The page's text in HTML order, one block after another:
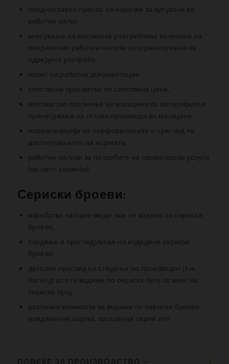
поедноставен пренос на нарачки за купувачи во
работен налог,
внесување на вистинска употреблива количина на
поединечни работни налози за ограничување на
одредена употреба,
испис на работни документации
сопствени пресметки по сопствена цена,
автоматско празнење на магацини со материјали и
пренесување на готови производи во магацини.
нормализација на перформансите и преглед на
достигнувањето на нормата,
работни налози за потребите на сервисерски услуги
(пр.авто-сервиси)
Сериски броеви:
изработка на производи, кои се водени по сериски
броеви,
следење и прегледување на издадени сериски
броеви,
детален преглед на следење на производот (т.н.
tracking) што го водиме по сериски број со внес на
сериски број.
различни можности за водење по сериски броеви:
поединечни,шаржа, составени серии итн